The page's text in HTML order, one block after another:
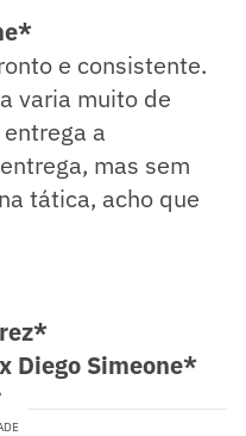
e consistente.
varia muito de
a
mas sem
tática, acho que
Diego Simeone*